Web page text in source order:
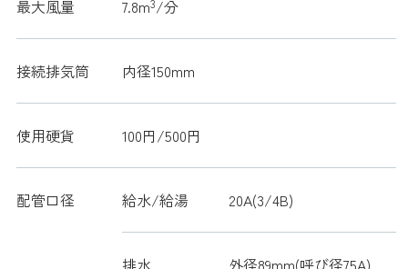
最大風量 7.8m3/分
接続排気筒 内径150mm
使用硬貨 100円/500円
配管口径 給水/給湯 20A(3/4B)
排水 外径89mm(呼び径75A)